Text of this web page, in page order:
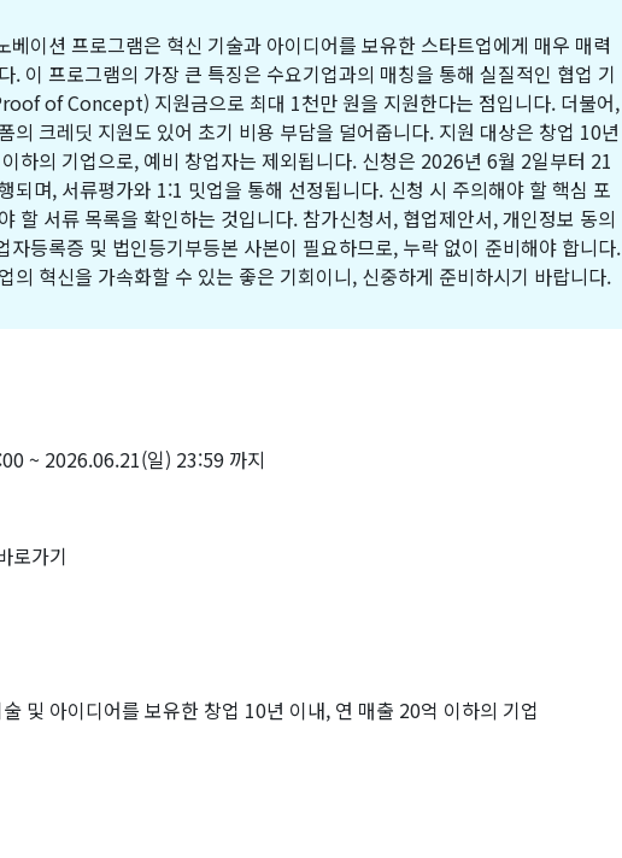
베이션 프로그램은 혁신 기술과 아이디어를 보유한 스타트업에게 매우 매력
. 이 프로그램의 가장 큰 특징은 수요기업과의 매칭을 통해 실질적인 협업 기
of Concept) 지원금으로 최대 1천만 원을 지원한다는 점입니다. 더불어,
의 크레딧 지원도 있어 초기 비용 부담을 덜어줍니다. 지원 대상은 창업 10년
하의 기업으로, 예비 창업자는 제외됩니다. 신청은 2026년 6월 2일부터 21
되며, 서류평가와 1:1 밋업을 통해 선정됩니다. 신청 시 주의해야 할 핵심 포
할 서류 목록을 확인하는 것입니다. 참가신청서, 협업제안서, 개인정보 동의
자등록증 및 법인등기부등본 사본이 필요하므로, 누락 없이 준비해야 합니다.
의 혁신을 가속화할 수 있는 좋은 기회이니, 신중하게 준비하시기 바랍니다.
~ 2026.06.21(일) 23:59 까지
로가기
및 아이디어를 보유한 창업 10년 이내, 연 매출 20억 이하의 기업